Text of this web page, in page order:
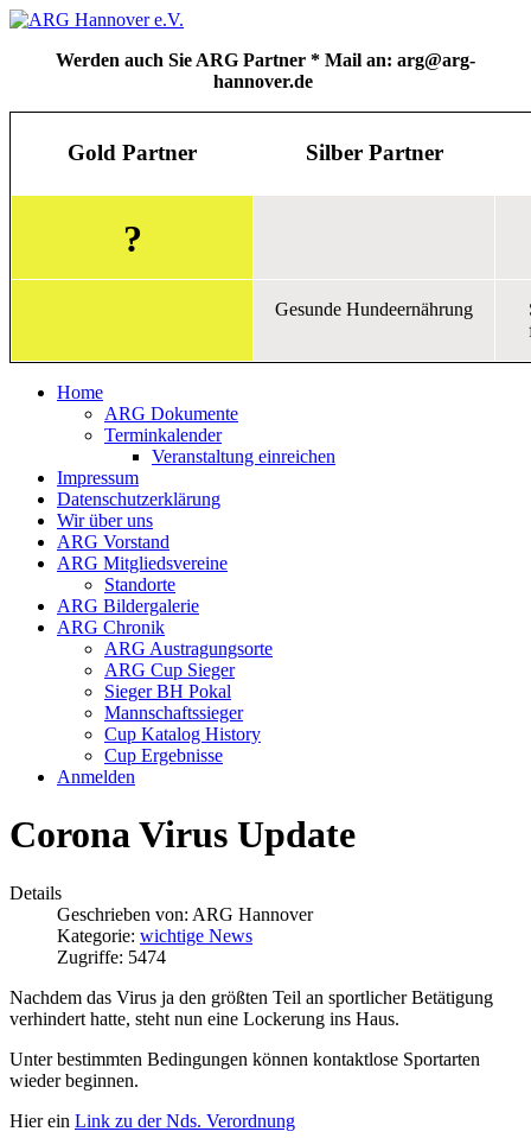
Werden auch Sie ARG Partner * Mail an: arg@arg-
hannover.de
Gold Partner Silber Partner
?
Gesunde Hundeernährung
Home
ARG Dokumente
Terminkalender
Veranstaltung einreichen
Impressum
Datenschutzerklärung
Wir über uns
ARG Vorstand
ARG Mitgliedsvereine
Standorte
ARG Bildergalerie
ARG Chronik
ARG Austragungsorte
ARG Cup Sieger
Sieger BH Pokal
Mannschaftssieger
Cup Katalog History
Cup Ergebnisse
Anmelden
Corona Virus Update
Details
Geschrieben von: ARG Hannover
Kategorie: wichtige News
Zugriffe: 5474
Nachdem das Virus ja den größten Teil an sportlicher Betätigung
verhindert hatte, steht nun eine Lockerung ins Haus.
Unter bestimmten Bedingungen können kontaktlose Sportarten
wieder beginnen.
Hier ein Link zu der Nds. Verordnung